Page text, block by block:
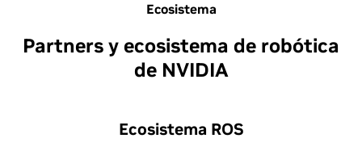
Ecosistema
Partners y ecosistema de robótica
de NVIDIA
Ecosistema ROS